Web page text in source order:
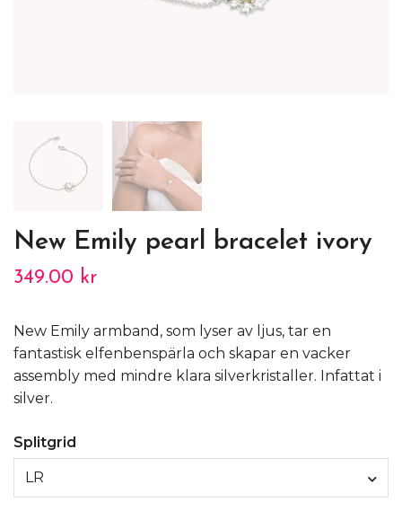
New Emily pearl bracelet ivory
349.00 kr
New Emily armband, som lyser av ljus, tar en
fantastisk elfenbenspärla och skapar en vacker
assembly med mindre klara silverkristaller. Infattat i
silver.
Splitgrid
LR